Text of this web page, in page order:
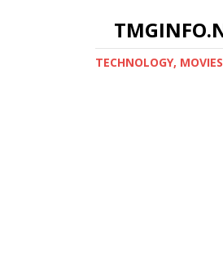
ТECHNOLOGY,